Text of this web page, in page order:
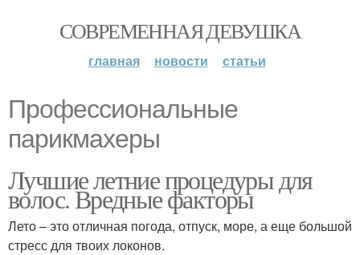
СОВРЕМЕННАЯ ДЕВУШКА
главная новости статьи
Профессиональные
парикмахеры
Лучшие летние процедуры для
волос. Вредные факторы
Лето – это отличная погода, отпуск, море, а еще большой
стресс для твоих локонов.